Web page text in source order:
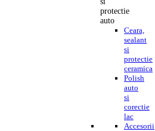
protectie
auto
Ceara,
sealant
si
protectie
ceramica
Polish
auto
si
corectie
lac
Accesorii